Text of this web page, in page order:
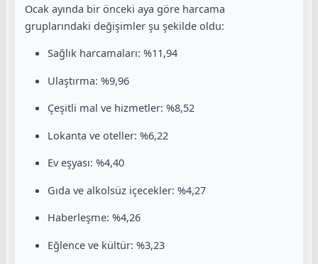
Ocak ayında bir önceki aya göre harcama
gruplarındaki değişimler şu şekilde oldu:
Sağlık harcamaları: %11,94
Ulaştırma: %9,96
Çeşitli mal ve hizmetler: %8,52
Lokanta ve oteller: %6,22
Ev eşyası: %4,40
Gıda ve alkolsüz içecekler: %4,27
Haberleşme: %4,26
Eğlence ve kültür: %3,23